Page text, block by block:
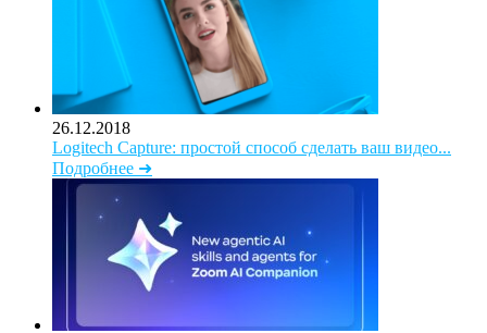
26.12.2018
Logitech Capture: простой способ сделать ваш видео...
Подробнее ➜